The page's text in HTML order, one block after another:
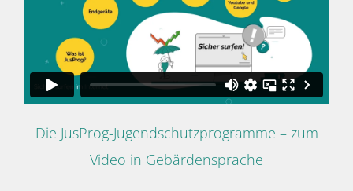
Die JusProg-Jugendschutzprogramme – zum
Video in Gebärdensprache